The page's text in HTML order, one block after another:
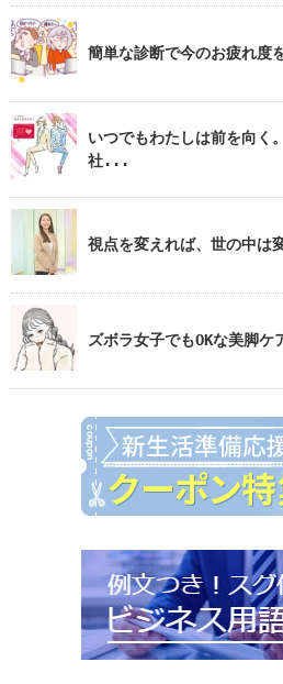
簡単な診断で今のお疲れ度
いつでもわたしは前を向く
社...
視点を変えれば、世の中
ズボラ女子でもOKな美脚ケ